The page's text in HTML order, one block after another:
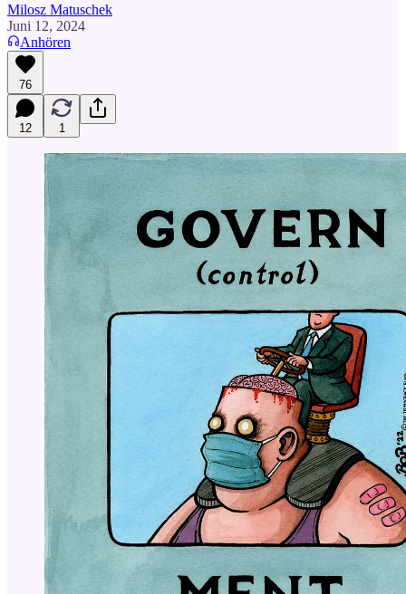
Milosz Matuschek
Juni 12, 2024
Anhören
76
12 1